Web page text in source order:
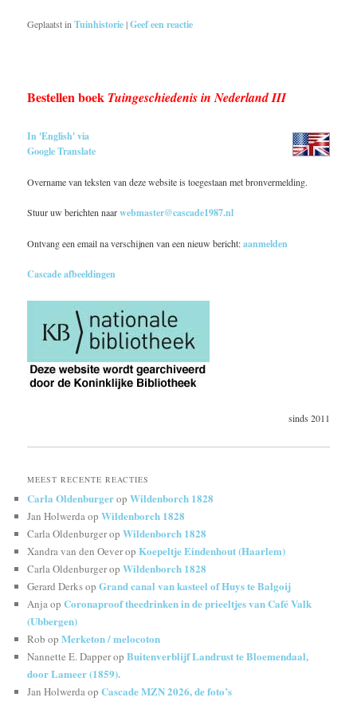
Geplaatst in Tuinhistorie|Geef een reactie
Bestellen boek Tuingeschiedenis in Nederland III
In 'English' via
Google Translate
Overname van teksten van deze website is toegestaan met bronvermelding.
Stuur uw berichten naarwebmaster@cascade1987.nl
Ontvang een email na verschijnen van een nieuw bericht:aanmelden
Cascade afbeeldingen
sinds 2011
MEEST RECENTE REACTIES
Carla OldenburgeropWildenborch 1828
Jan HolwerdaopWildenborch 1828
Carla OldenburgeropWildenborch 1828
Xandra van den OeveropKoepeltje Eindenhout (Haarlem)
Carla OldenburgeropWildenborch 1828
Gerard DerksopGrand canal van kasteel of Huys te Balgoij
AnjaopCoronaproof theedrinken in de prieeltjes van Café Valk
(Ubbergen)
Rob opMerketon / melocoton
Nannette E. DapperopBuitenverblijf Landrust te Bloemendaal,
door Lameer (1859).
Jan HolwerdaopCascade MZN 2026, de foto’s